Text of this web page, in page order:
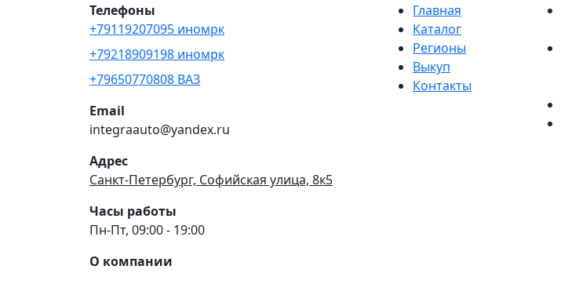
Телефоны
+79119207095 иномрк
+79218909198 иномрк
+79650770808 ВАЗ
Email
integraauto@yandex.ru
Адрес
Санкт-Петербург, Софийская улица, 8к5
Часы работы
Пн-Пт, 09:00 - 19:00
О компании
Главная
Каталог
Регионы
Выкуп
Контакты